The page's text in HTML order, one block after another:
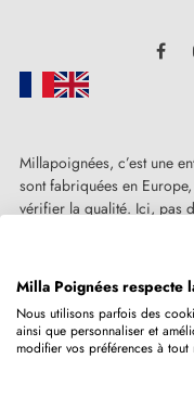
Millapoignées, c’est une
sont fabriquées en
vérifier la qualité. Ici, pas
Copyright © 2026
Milla Poignées respecte
Nous utilisons parfois des
ainsi que personnaliser et
modifier vos préférences à tout